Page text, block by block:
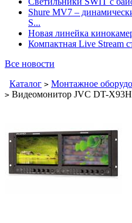
Shure MV7 –
S...
Новая линейка
Компактная Live Stream
Все новости
Каталог > Монтажное
> Видеомонитор JVC DT-